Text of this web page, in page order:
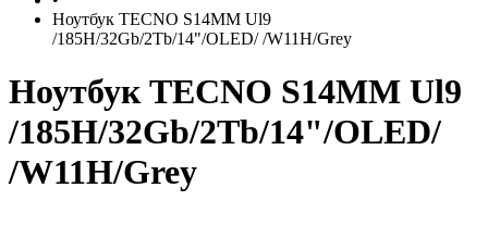
Ноутбук TECNO S14MM Ul9
/185H/32Gb/2Tb/14"/OLED/ /W11H/Grey
Ноутбук TECNO S14MM Ul9
/185H/32Gb/2Tb/14"/OLED/
/W11H/Grey